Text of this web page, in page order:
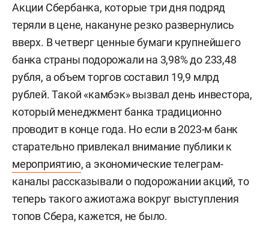
Акции Сбербанка, которые три дня подряд
теряли в цене, накануне резко развернулись
вверх. В четверг ценные бумаги крупнейшего
банка страны подорожали на 3,98% до 233,48
рубля, а объем торгов составил 19,9 млрд
рублей. Такой «камбэк» вызвал день инвестора,
который менеджмент банка традиционно
проводит в конце года. Но если в 2023-м банк
старательно привлекал внимание публики к
мероприятию, а экономические телеграм-
каналы рассказывали о подорожании акций, то
теперь такого ажиотажа вокруг выступления
топов Сбера, кажется, не было.